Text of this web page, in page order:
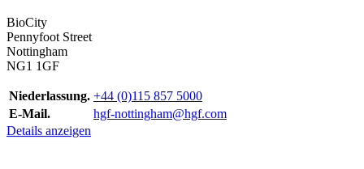
BioCity
Pennyfoot Street
Nottingham
NG1 1GF
Niederlassung. +44 (0)115 857 5000
E-Mail.
hgf-nottingham@hgf.com
Details anzeigen